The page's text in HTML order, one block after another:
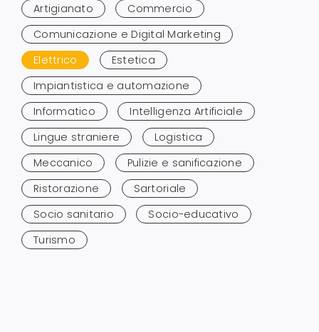
Artigianato
Commercio
Comunicazione e Digital Marketing
Elettrico
Estetica
Impiantistica e automazione
Informatico
Intelligenza Artificiale
Lingue straniere
Logistica
Meccanico
Pulizie e sanificazione
Ristorazione
Sartoriale
Socio sanitario
Socio-educativo
Turismo